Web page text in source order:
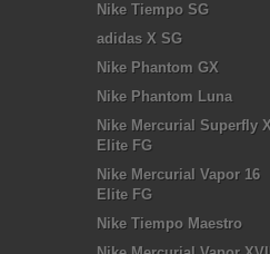
Nike Tiempo SG
adidas X SG
Nike Phantom GX
Nike Phantom Luna
Nike Mercurial Superfly
Elite FG
Nike Mercurial Vapor 16
Elite FG
Nike Tiempo Maestro